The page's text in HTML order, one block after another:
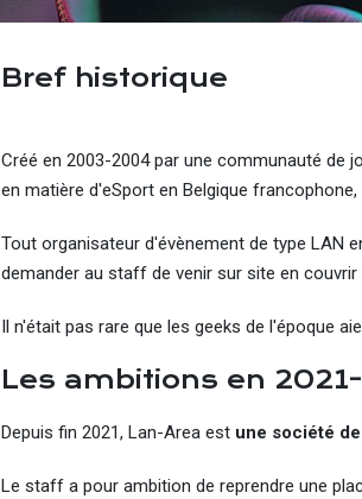
Bref historique
Créé en 2003-2004 par une communauté de
en matière d'eSport en Belgique
Tout organisateur d'évènement de type LAN
demander au staff de venir sur site en
Il n'était pas rare que les geeks de l'époque
Les ambitions en
Depuis fin 2021, Lan-Area est une société
Le staff a pour ambition de reprendre une